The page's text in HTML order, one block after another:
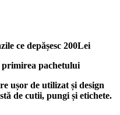
ce depășesc 200Lei
pachetului
ușor de utilizat și design
de cutii, pungi și etichete.